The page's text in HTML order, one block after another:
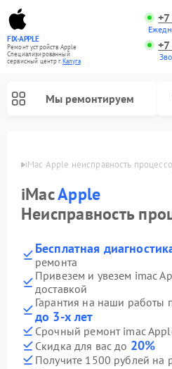
FIX-APPLE
Ремонт устройств Apple
Специализированный
cервисный центр г.Калуга
Мы ремонтируем
iMac Apple неисправность
iMacApple
Неисправность
Бесплатная
ремонта
Привезем и увезем imac
доставкой
Гарантия на наши работы
до 3-х лет
Срочный ремонт imac
Скидка для вас до 20%
Получите 1500 рублей на